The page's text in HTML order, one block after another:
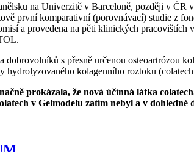
na Univerzitě v Barceloně, později v
první komparativní (porovnávací) studie z
a provedena na pěti klinických
dobrovolníků s přesně určenou
kolagenního roztoku
prokázala, že nová účínná látka
v Gelmodelu zatím nebyl a v dohledné